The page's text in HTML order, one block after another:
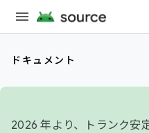
ドキュメント
2026 年より、トランク安